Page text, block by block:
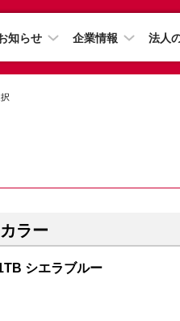
知らせ 企業情報 法人
ラー
シエラブルー